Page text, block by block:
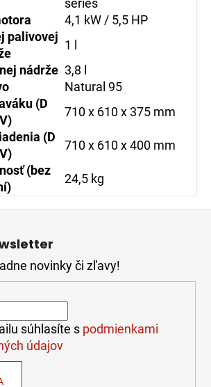
series
4,1 kW / 5,5 HP
palivovej
1 l
nádrže 3,8 l
Natural 95
(D
710 x 610 x 375 mm
(D
710 x 610 x 400 mm
(bez
24,5 kg
novinky či zľavy!
súhlasíte s podmienkami
údajov